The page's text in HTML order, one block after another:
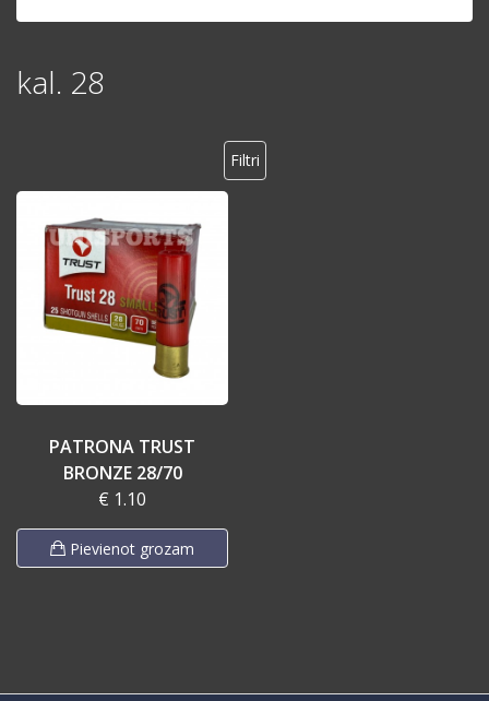
kal. 28
Filtri
PATRONA TRUST
BRONZE 28/70
€ 1.10
Pievienot grozam